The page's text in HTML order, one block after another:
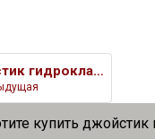
Джойстик гидроклапана ID-3335
купить